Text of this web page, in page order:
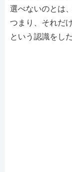
選べないのとは
つまり、それだ
という認識をし